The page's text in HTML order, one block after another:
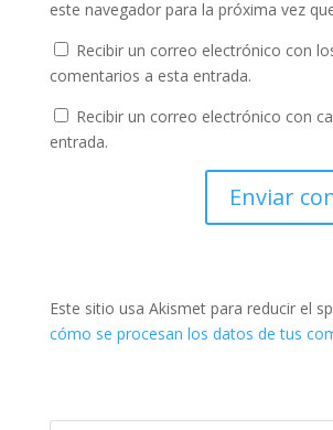
este navegador para la próxima vez
Recibir un correo electrónico con
comentarios a esta entrada.
Recibir un correo electrónico con
entrada.
Este sitio usa Akismet para reducir el
cómo se procesan los datos de tus